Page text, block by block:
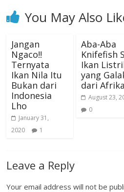
You May Also
Jangan
Ngaco!!
Ternyata
Ikan Nila Itu
Bukan dari
Indonesia
Lho
January 31,
2020
1
Aba-Aba
Knifefish
Ikan
yang
dari Afrika
August 23,
0
Leave a Reply
Your email address will not be